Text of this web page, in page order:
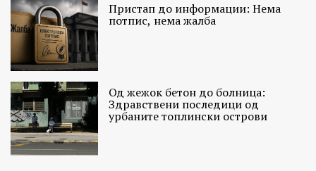
Пристап до информации: Нема
потпис, нема жалба
Од жежок бетон до болница:
Здравствени последици од
урбаните топлински острови